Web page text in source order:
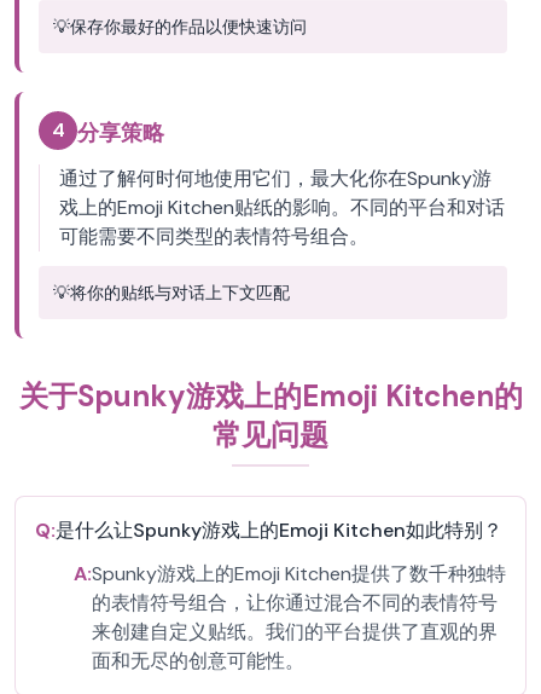
💡保存你最好的作品以便快速访问
4 分享策略
通过了解何时何地使用它们，最大化你在Spunky游
戏上的Emoji Kitchen贴纸的影响。不同的平台和对话
可能需要不同类型的表情符号组合。
💡将你的贴纸与对话上下文匹配
关于Spunky游戏上的Emoji Kitchen的
常见问题
Q:是什么让Spunky游戏上的Emoji Kitchen如此特别？
A:Spunky游戏上的Emoji Kitchen提供了数千种独特
的表情符号组合，让你通过混合不同的表情符号
来创建自定义贴纸。我们的平台提供了直观的界
面和无尽的创意可能性。